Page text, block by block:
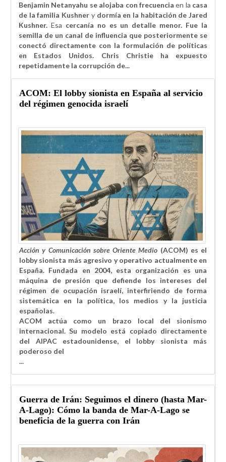
Benjamin Netanyahu se alojaba con frecuenciaen la casa
de la familia Kushner y dormía en la habitación de Jared
Kushner. Esa cercanía no es un detalle menor. Fue la
semilla de un canal de influencia que posteriormente se
conectó directamente con la formulación de políticas
en Estados Unidos. Chris Christie ha expuesto
repetidamente la corrupción de...
ACOM: El lobby sionista en España al servicio
del régimen genocida israelí
Acción y Comunicación sobre Oriente Medio (ACOM) es el
lobby sionista más agresivo y operativo actualmente en
España. Fundada en 2004, esta organización es una
máquina de presión que defiende los intereses del
régimen de ocupación israelí, interfiriendo de forma
sistemática en la política, los medios y la justicia
españolas.
ACOM actúa como un brazo local del sionismo
internacional. Su modelo está copiado directamente
del AIPAC estadounidense, el lobby sionista más
poderoso del
...
Guerra de Irán: Seguimos el dinero (hasta Mar-
A-Lago): Cómo la banda de Mar-A-Lago se
beneficia de la guerra con Irán